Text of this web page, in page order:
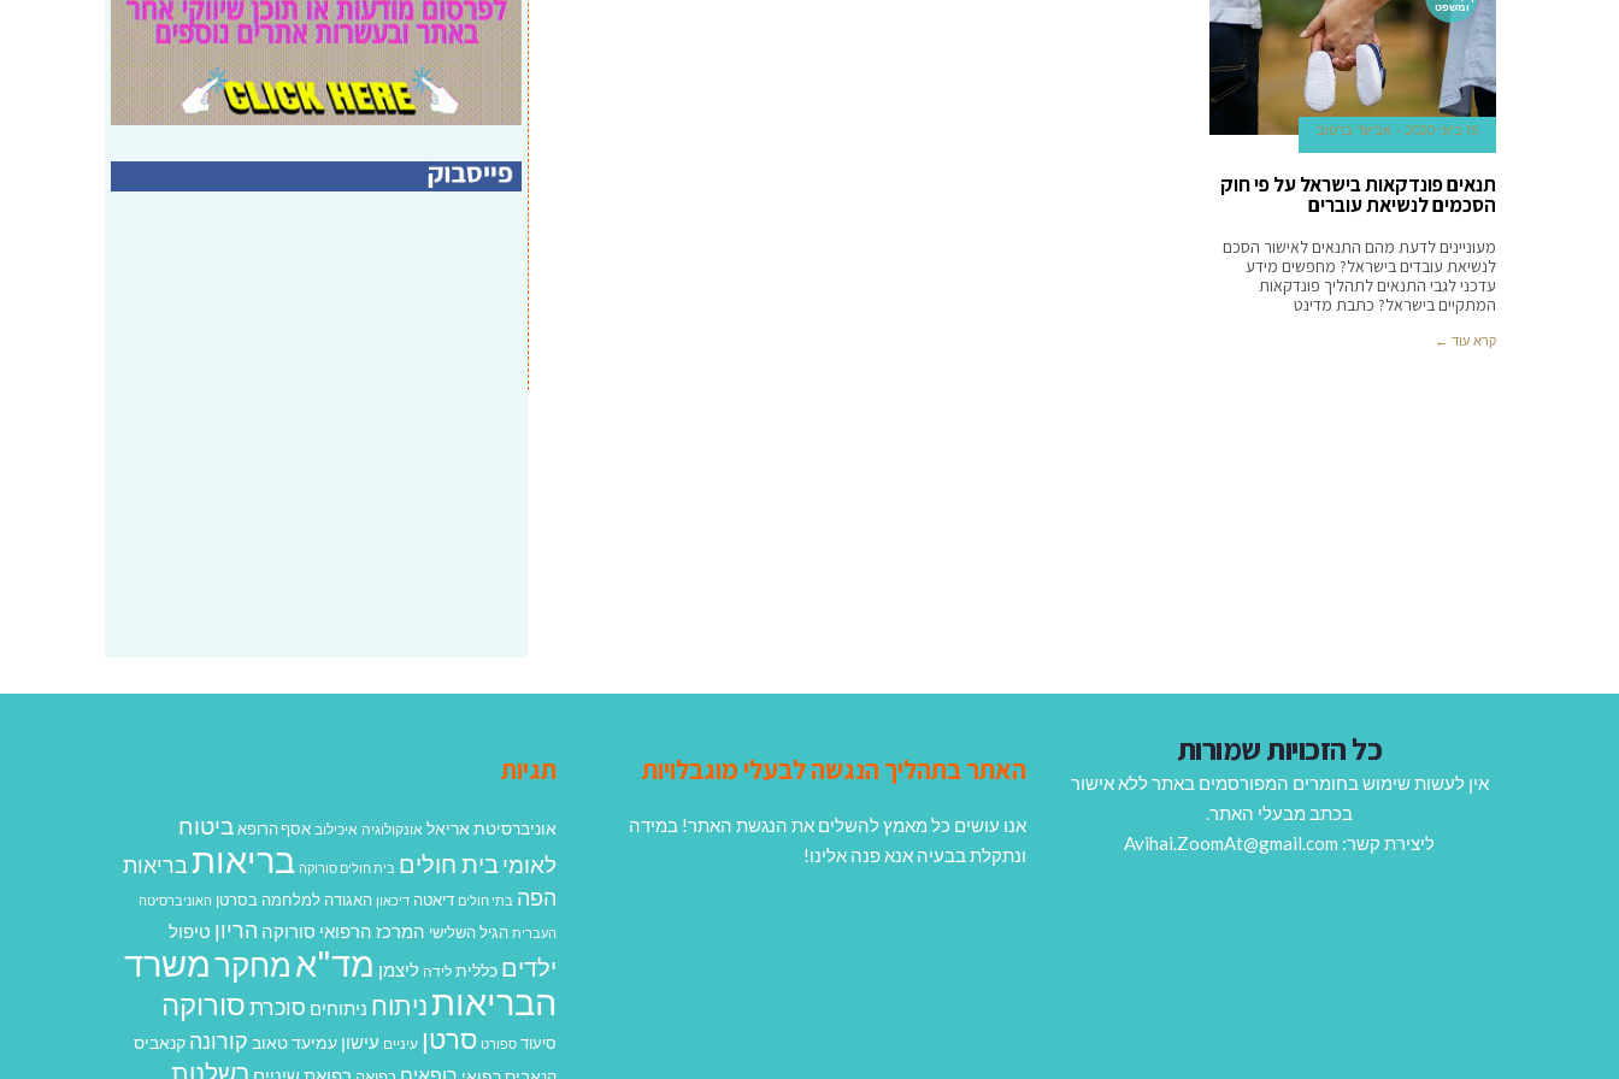
ומשפט
15 ביוני 2020 אביעד ברטוב
תנאים פונדקאות בישראל על פי חוק
הסכמים לנשיאת עוברים
מעוניינים לדעת מהם התנאים לאישור הסכם
לנשיאת עובדים בישראל? מחפשים מידע
עדכני לגבי התנאים לתהליך פונדקאות
המתקיים בישראל? כתבת מדינט
קרא עוד ←
כל הזכויות שמורות
אין לעשות שימוש בחומרים המפורסמים באתר ללא אישור
בכתב מבעלי האתר.
ליצירת קשר: Avihai.ZoomAt@gmail.com
האתר בתהליך הנגשה לבעלי מוגבלויות
אנו עושים כל מאמץ להשלים את הנגשת האתר! במידה
ונתקלת בבעיה אנא פנה אלינו!
תגיות
אוניברסיטת אריאל אונקולוגיה איכילוב אסף הרופא ביטוח
לאומיבית חולים בית חולים סורוקה בריאותבריאות
הפה בתי חולים דיאטה דיכאון האגודה למלחמה בסרטן האוניברסיטה
העברית הגיל השלישי המרכז הרפואי סורוקה הריון טיפול
ילדים כללית לידה ליצמן מד"אמחקרמשרד
הבריאותניתוח ניתוחים סוכרתסורוקה
סיעוד ספורט סרטן עיניים עישון עמיעד טאוב קורונה קנאביס